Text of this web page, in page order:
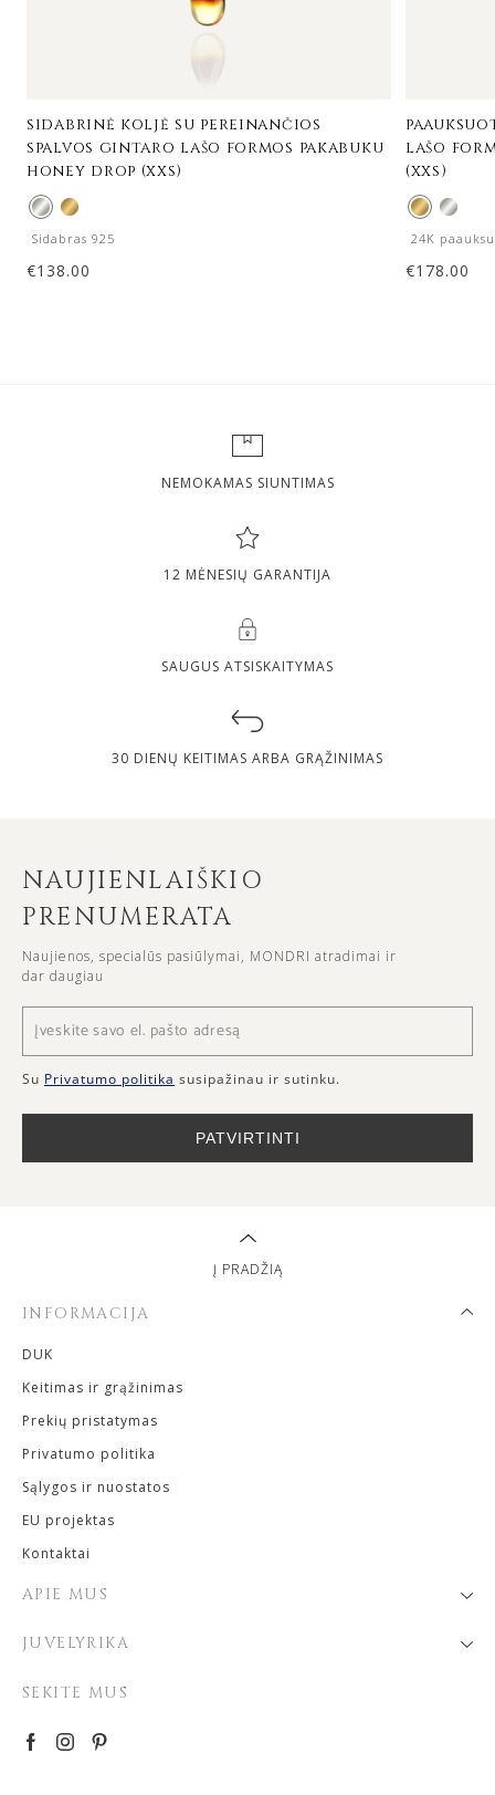
sidabrinė koljė su pereinančios
spalvos gintaro lašo formos pakabuku
honey drop (xxs)
Sidabras 925
€138.00
lašo
(xxs)
24K
€178.00
NEMOKAMAS SIUNTIMAS
12 MĖNESIŲ GARANTIJA
SAUGUS ATSISKAITYMAS
30 DIENŲ KEITIMAS ARBA GRĄŽINIMAS
NAUJIENLAIŠKIO
PRENUMERATA
Naujienos, specialūs pasiūlymai, MONDRI atradimai ir
dar daugiau
Su Privatumo politika susipažinau ir sutinku.
PATVIRTINTI
INFORMACIJA
DUK
Keitimas ir grąžinimas
Prekių pristatymas
Privatumo politika
Sąlygos ir nuostatos
EU projektas
Kontaktai
APIE MUS
JUVELYRIKA
SEKITE MUS
Į PRADŽIĄ